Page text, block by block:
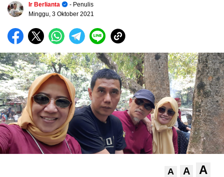
Ir Berlianta
- Penulis
Minggu, 3 Oktober 2021
A A A